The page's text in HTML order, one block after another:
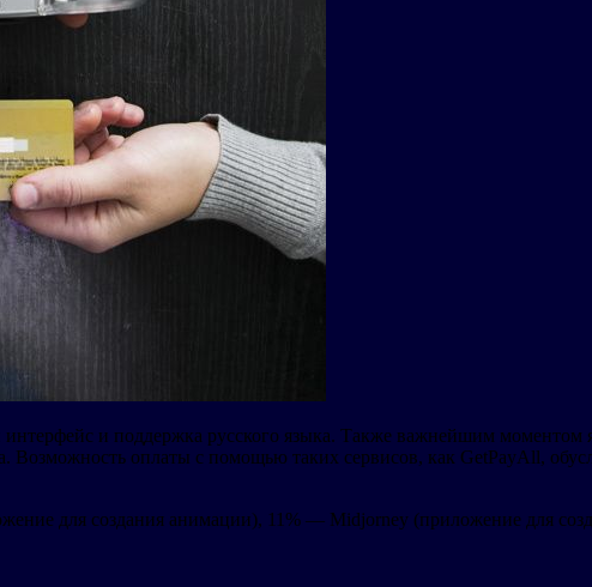
и поддержка русского языка. Также важнейшим моментом
Возможность оплаты с помощью таких сервисов, как GetPayAll,
для создания анимации), 11% — Midjorney (приложение для